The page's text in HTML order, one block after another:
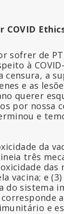
COVID Ethic
sofrer de
à
censura, a
e as
querer
por nossa
e
da
três
vacina; e
do sistema
e